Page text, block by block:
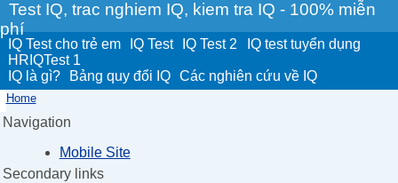
Test IQ, trac nghiem IQ, kiem tra IQ - 100% miễn
phí
IQ Test cho trẻ em IQ Test IQ Test 2
IQ test tuyển dụng
HRIQTest 1
IQ là gì?
Bảng quy đổi IQ Các nghiên cứu về IQ
Home
Navigation
Mobile Site
Secondary links